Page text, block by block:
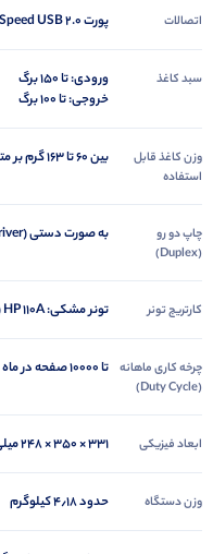
اتصالات پورت Hi-Speed USB 2.0
سبد کاغذ
ورودی: تا ۱۵۰ برگ
خروجی: تا ۱۰۰ برگ
وزن کاغذ قابل
استفاده
بین ۶۰ تا ۱۶۳ گرم بر متر مربع
چاپ دو رو
(Duplex)
به صورت دستی (Driver پشتیبانی دارد)
کارتریج تونر تونر مشکی: HP 110A (راندمان ~1,500 صفحه)
چرخه کاری ماهانه
(Duty Cycle)
تا ۱۰‌۰۰۰ صفحه در ماه
ابعاد فیزیکی 331 × 350 × 248 میلی‌متر (عرض × عمق × ارتفاع)
وزن دستگاه حدود ۴٫۱۸ کیلوگرم